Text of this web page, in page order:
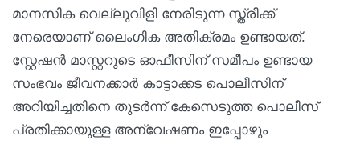
മാനസിക വെല്ലുവിളി നേരിടുന്ന സ്ത്രീക്ക്
നേരെയാണ് ലൈംഗിക അതിക്രമം ഉണ്ടായത്.
സ്റ്റേഷന്‍ മാസ്റ്ററുടെ ഓഫീസിന് സമീപം ഉണ്ടായ
സംഭവം ജീവനക്കാര്‍ കാട്ടാക്കട പൊലീസിന്
അറിയിച്ചതിനെ തുടര്‍ന്ന് കേസെടുത്ത പൊലീസ്
പ്രതിക്കായുള്ള അന്വേഷണം ഇപ്പോഴും